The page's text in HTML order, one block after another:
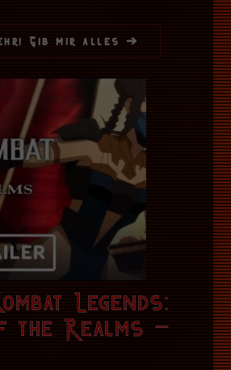
Gib mir alles ➔
Legends:
the Realms –